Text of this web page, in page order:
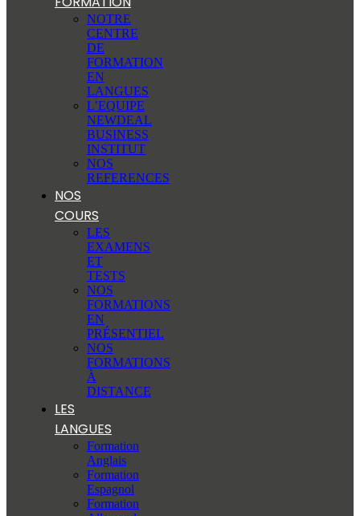
NOTRE
CENTRE
DE
FORMATION
EN
LANGUES
L’EQUIPE
NEWDEAL
BUSINESS
INSTITUT
NOS
REFERENCES
NOS
COURS
LES
EXAMENS
ET
TESTS
NOS
FORMATIONS
EN
PRÉSENTIEL
NOS
FORMATIONS
À
DISTANCE
LES
LANGUES
Formation
Anglais
Formation
Espagnol
Formation